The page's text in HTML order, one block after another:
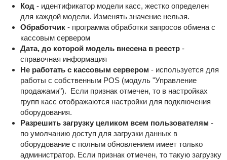
Код - идентификатор модели касс, жестко определен
для каждой модели. Изменять значение нельзя.
Обработчик - программа обработки запросов обмена с
кассовым сервером
Дата, до которой модель внесена в реестр -
справочная информация
Не работать с кассовым сервером - используется для
работы с собственным POS (модуль "Управление
продажами"). Если признак отмечен, то в настройках
групп касс отображаются настройки для подключения
оборудования.
Разрешить загрузку целиком всем пользователям -
по умолчанию доступ для загрузки данных в
оборудование с полным обновлением имеет только
администратор. Если признак отмечен, то такую загрузку